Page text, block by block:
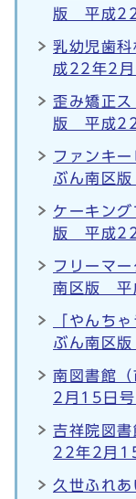
版 平成22
乳幼児歯
成22年2月
歪み矯正
版 平成22
ファンキ
ぶん南区
ケーキン
版 平成22
フリーマ
南区版 平
「やんち
ぶん南区
南図書館
2月15日号
吉祥院図
22年2月
久世ふれ